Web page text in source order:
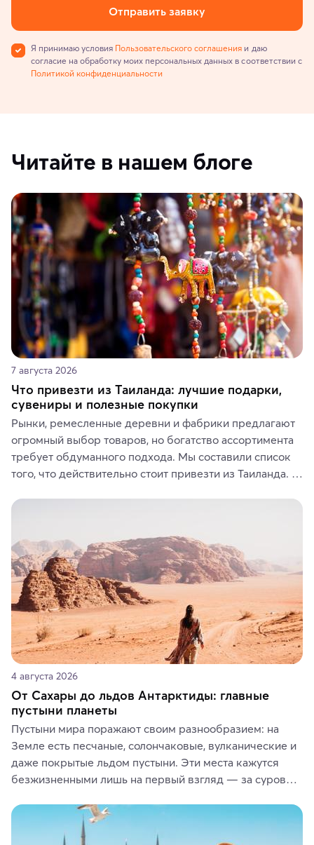
Отправить заявку
Я принимаю условия Пользовательского соглашения и даю
согласие на обработку моих персональных данных в соответствии с
Политикой конфиденциальности
Читайте в нашем блоге
7 августа 2026
Что привезти из Таиланда: лучшие подарки,
сувениры и полезные покупки
Рынки, ремесленные деревни и фабрики предлагают
огромный выбор товаров, но богатство ассортимента
требует обдуманного подхода. Мы составили список
того, что действительно стоит привезти из Таиланда.
средства, одежду, украшения, предметы интерьера
где их купить.
4 августа 2026
От Сахары до льдов Антарктиды: главные
пустыни планеты
Пустыни мира поражают своим разнообразием: на
Земле есть песчаные, солончаковые, вулканические и
даже покрытые льдом пустыни. Эти места кажутся
безжизненными лишь на первый взгляд — за суровой
животные и маршруты, которые дарят одни из самых
ярких впечатлений от путешествий.